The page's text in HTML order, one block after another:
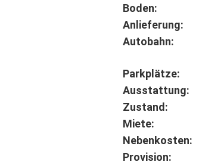
Boden:
Anlieferung:
Autobahn:
Parkplätze:
Ausstattung:
Zustand:
Miete:
Nebenkosten:
Provision: